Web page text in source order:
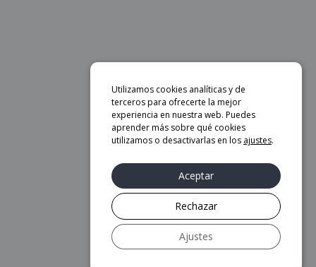
Utilizamos cookies analíticas y de
terceros para ofrecerte la mejor
experiencia en nuestra web. Puedes
aprender más sobre qué cookies
utilizamos o desactivarlas en los ajustes.
Aceptar
Rechazar
Ajustes